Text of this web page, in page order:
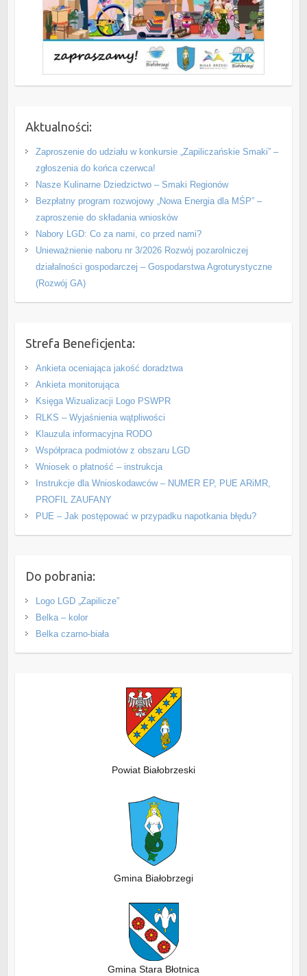
Aktualności:
Zaproszenie do udziału w konkursie „Zapiliczańskie Smaki” –
zgłoszenia do końca czerwca!
Nasze Kulinarne Dziedzictwo – Smaki Regionów
Bezpłatny program rozwojowy „Nowa Energia dla MŚP” –
zaproszenie do składania wniosków
Nabory LGD: Co za nami, co przed nami?
Unieważnienie naboru nr 3/2026 Rozwój pozarolniczej
działalności gospodarczej – Gospodarstwa Agroturystyczne
(Rozwój GA)
Strefa Beneficjenta:
Ankieta oceniająca jakość doradztwa
Ankieta monitorująca
Księga Wizualizacji Logo PSWPR
RLKS – Wyjaśnienia wątpliwości
Klauzula informacyjna RODO
Współpraca podmiotów z obszaru LGD
Wniosek o płatność – instrukcja
Instrukcje dla Wnioskodawców – NUMER EP, PUE ARiMR,
PROFIL ZAUFANY
PUE – Jak postępować w przypadku napotkania błędu?
Do pobrania:
Logo LGD „Zapilicze”
Belka – kolor
Belka czarno-biała
Powiat Białobrzeski
Gmina Białobrzegi
Gmina Stara Błotnica